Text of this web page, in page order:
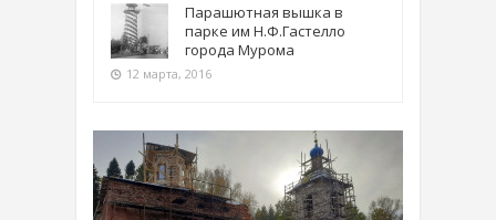
Парашютная вышка в
парке им Н.Ф.Гастелло
города Мурома
12 марта, 2016